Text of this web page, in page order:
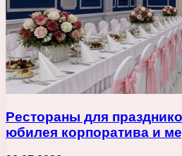
Рестораны для
юбилея корпоратива и